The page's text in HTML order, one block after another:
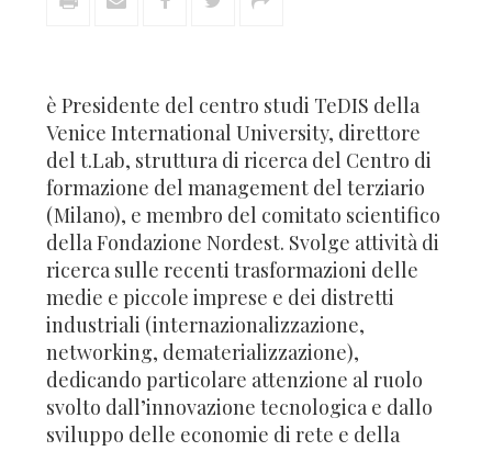
è Presidente del centro studi TeDIS della
Venice International University, direttore
del t.Lab, struttura di ricerca del Centro di
formazione del management del terziario
(Milano), e membro del comitato scientifico
della Fondazione Nordest. Svolge attività di
ricerca sulle recenti trasformazioni delle
medie e piccole imprese e dei distretti
industriali (internazionalizzazione,
networking, dematerializzazione),
dedicando particolare attenzione al ruolo
svolto dall’innovazione tecnologica e dallo
sviluppo delle economie di rete e della